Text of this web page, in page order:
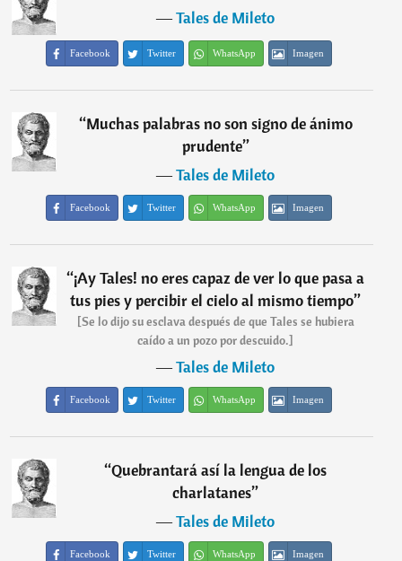
―Tales de Mileto
Facebook Twitter WhatsApp Imagen
“Muchas palabras no son signo de ánimo
prudente”
―Tales de Mileto
Facebook Twitter WhatsApp Imagen
“¡Ay Tales! no eres capaz de ver lo que pasa a
tus pies y percibir el cielo al mismo tiempo”
[Se lo dijo su esclava después de que Tales se hubiera
caído a un pozo por descuido.]
―Tales de Mileto
Facebook Twitter WhatsApp Imagen
“Quebrantará así la lengua de los
charlatanes”
―Tales de Mileto
Facebook Twitter WhatsApp Imagen